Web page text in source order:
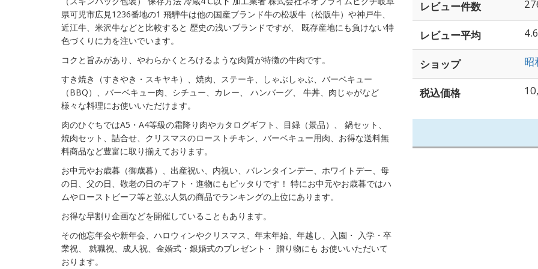
県可児市広見1236番地の1 飛騨牛は他の国産ブランド牛の松坂牛（松阪牛）や神戸牛、
近江牛、米沢牛などと比較すると 歴史の浅いブランドですが、 既存産地にも負けない特
色づくりに力を注いでいます。
コクと旨みがあり、やわらかくとろけるような肉質が特徴の牛肉です。
すき焼き（すきやき・スキヤキ）、焼肉、ステーキ、しゃぶしゃぶ、バーベキュー
（BBQ）、バーベキュー肉、シチュー、カレー、 ハンバーグ、 牛丼、肉じゃがなど
様々な料理にお使いいただけます。
肉のひぐちではA5・A4等級の霜降り肉やカタログギフト、目録（景品）、 鍋セット、
焼肉セット、詰合せ、クリスマスのローストチキン、バーベキュー用肉、お得な送料無
料商品など豊富に取り揃えております。
お中元やお歳暮（御歳暮）、出産祝い、内祝い、バレンタインデー、ホワイトデー、母
の日、父の日、敬老の日のギフト・進物にもピッタりです！ 特にお中元やお歳暮ではハ
ムやローストビーフ等と並ぶ人気の商品でランキングの上位にあります。
お得な早割り企画などを開催していることもあります。
その他忘年会や新年会、ハロウィンやクリスマス、年末年始、年越し、入園・ 入学・卒
業祝、 就職祝、成人祝、金婚式・銀婚式のプレゼント・ 贈り物にも お使いいただいて
おります。
レビュー件数
レビュー平均
ショップ 昭
税込価格